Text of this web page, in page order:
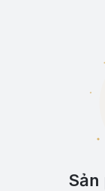
Sản